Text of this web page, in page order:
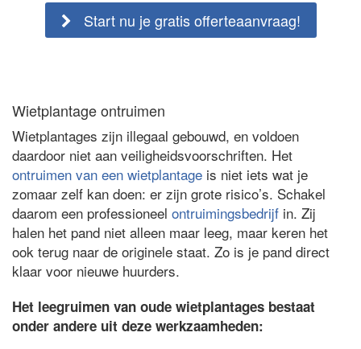
Start nu je gratis offerteaanvraag!
Wietplantage ontruimen
Wietplantages zijn illegaal gebouwd, en voldoen
daardoor niet aan veiligheidsvoorschriften. Het
ontruimen van een wietplantage is niet iets wat je
zomaar zelf kan doen: er zijn grote risico’s. Schakel
daarom een professioneel ontruimingsbedrijf in. Zij
halen het pand niet alleen maar leeg, maar keren het
ook terug naar de originele staat. Zo is je pand direct
klaar voor nieuwe huurders.
Het leegruimen van oude wietplantages bestaat
onder andere uit deze werkzaamheden: